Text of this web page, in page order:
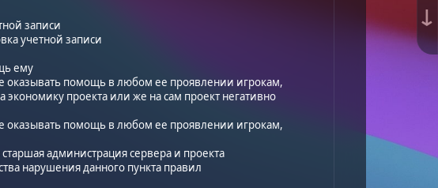
↓
записи
учетной записи
ему
оказывать помощь в любом ее проявлении игрокам,
проекта или же на сам проект негативно
оказывать помощь в любом ее проявлении игрокам,
администрация сервера и проекта
нарушения данного пункта правил